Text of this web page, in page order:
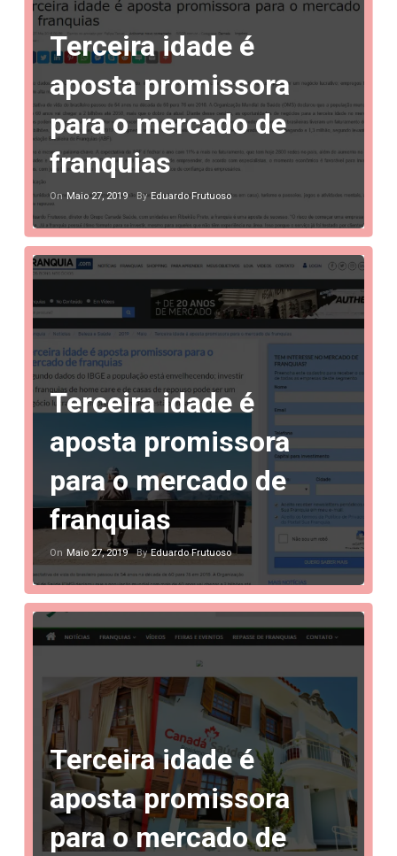
Terceira idade é
aposta promissora
para o mercado de
franquias
On Maio 27, 2019 By Eduardo Frutuoso
Terceira idade é
aposta promissora
para o mercado de
franquias
On Maio 27, 2019 By Eduardo Frutuoso
Terceira idade é
aposta promissora
para o mercado de